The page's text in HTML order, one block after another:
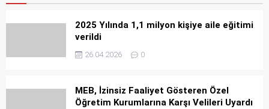
2025 Yılında 1,1 milyon kişiye aile eğitimi
verildi
26.04.2026 0
MEB, İzinsiz Faaliyet Gösteren Özel
Öğretim Kurumlarına Karşı Velileri Uyardı